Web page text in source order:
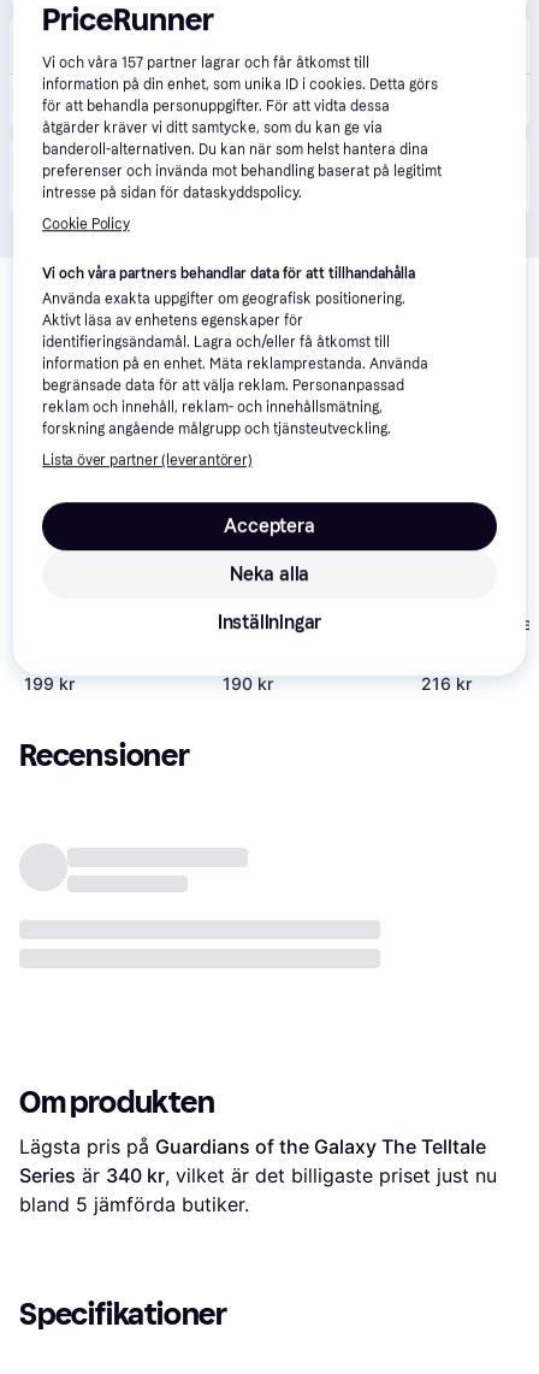
Amazon
Beställningsvara
Produkten finns även hos 1 butik som valt att inte
samarbeta med PriceRunner.
Relaterade produkter
Vi har plockat fram ett urval av produkter som kanske skulle
intressera dig. Visa alla
199 kr
Resident Evil:
(PS4)
190 kr
Tales of
216 kr
Recensioner
Om produkten
Lägsta pris på Guardians of the Galaxy The Telltale
Series är 340 kr, vilket är det billigaste priset just nu
bland 5 jämförda butiker.
Specifikationer
PriceRunner
Vi och våra157 partner lagrar och får åtkomst till
information på din enhet, som unika ID i cookies. Detta görs
för att behandla personuppgifter. För att vidta dessa
åtgärder kräver vi ditt samtycke, som du kan ge via
banderoll-alternativen. Du kan när som helst hantera dina
preferenser och invända mot behandling baserat på legitimt
intresse på sidan för dataskyddspolicy.
Cookie Policy
Vi och våra partners behandlar data för att tillhandahålla
Använda exakta uppgifter om geografisk positionering.
Aktivt läsa av enhetens egenskaper för
identifieringsändamål. Lagra och/eller få åtkomst till
information på en enhet. Mäta reklamprestanda. Använda
begränsade data för att välja reklam. Personanpassad
reklam och innehåll, reklam- och innehållsmätning,
forskning angående målgrupp och tjänsteutveckling.
Lista över partner (leverantörer)
Neka alla
Acceptera
Inställningar